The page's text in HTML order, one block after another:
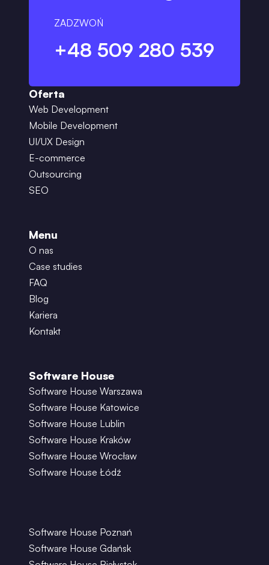
ZADZWOŃ
+48 509 280 539
Oferta
Web Development
Mobile Development
UI/UX Design
E-commerce
Outsourcing
SEO
Menu
O nas
Case studies
FAQ
Blog
Kariera
Kontakt
Software House
Software House Warszawa
Software House Katowice
Software House Lublin
Software House Kraków
Software House Wrocław
Software House Łódź
Software House Poznań
Software House Gdańsk